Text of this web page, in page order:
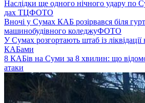
Наслідки ще одного нічного удару по
дах ТЦФОТО
Вночі у Сумах КАБ розірвався біля
машинобудівного коледжуФОТО
У Сумах розгортають штаб із ліквідації
КАБами
8 КАБів на Суми за 8 хвилин: що
атаки